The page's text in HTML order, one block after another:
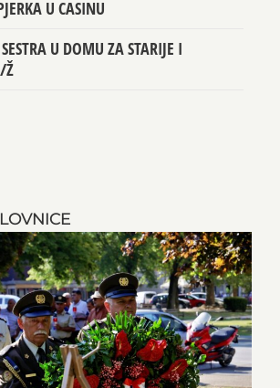
U CASINU
U DOMU ZA STARIJE I
Ž